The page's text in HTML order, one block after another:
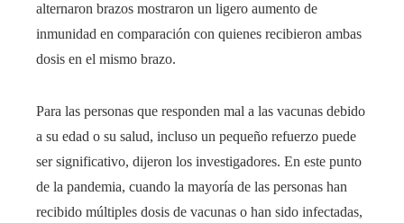
alternaron brazos mostraron un ligero aumento de
inmunidad en comparación con quienes recibieron ambas
dosis en el mismo brazo.
Para las personas que responden mal a las vacunas debido
a su edad o su salud, incluso un pequeño refuerzo puede
ser significativo, dijeron los investigadores. En este punto
de la pandemia, cuando la mayoría de las personas han
recibido múltiples dosis de vacunas o han sido infectadas,